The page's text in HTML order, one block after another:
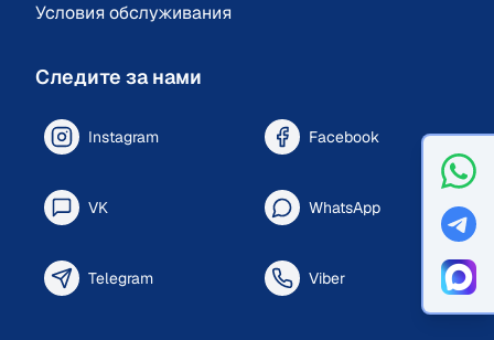
Условия обслуживания
Следите за нами
Instagram Facebook
VK WhatsApp
Telegram Viber